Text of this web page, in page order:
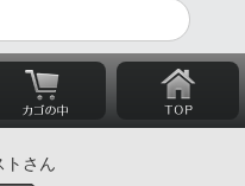
トさん